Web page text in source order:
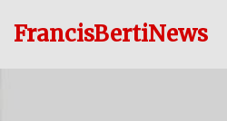
FrancisBertiNews